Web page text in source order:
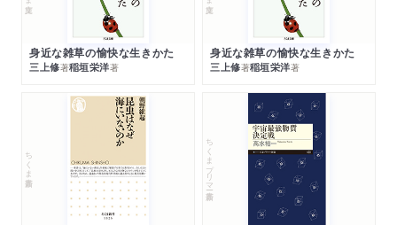
身近な雑草の愉快な生きかた
三上修著稲垣栄洋著
身近な雑草の愉快な生きかた
三上修著稲垣栄洋著
ちくま新書 ちくまプリマー新書